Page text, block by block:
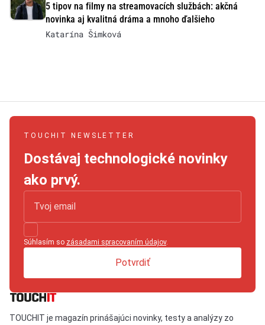
5 tipov na filmy na streamovacích službách: akčná
novinka aj kvalitná dráma a mnoho ďalšieho
Katarína Šimková
TOUCHIT NEWSLETTER
Dostávaj technologické novinky
ako prvý.
Súhlasím so zásadami spracovaním údajov.
Potvrdiť
TOUCHIT je magazín prinášajúci novinky, testy a analýzy zo